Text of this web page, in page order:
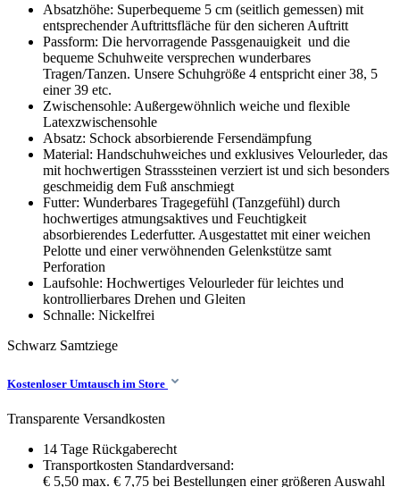
Absatzhöhe: Superbequeme 5 cm (seitlich gemessen) mit
entsprechender Auftrittsfläche für den sicheren Auftritt
Passform: Die hervorragende Passgenauigkeit und die
bequeme Schuhweite versprechen wunderbares
Tragen/Tanzen. Unsere Schuhgröße 4 entspricht einer 38, 5
einer 39 etc.
Zwischensohle: Außergewöhnlich weiche und flexible
Latexzwischensohle
Absatz: Schock absorbierende Fersendämpfung
Material: Handschuhweiches und exklusives Velourleder, das
mit hochwertigen Strasssteinen verziert ist und sich besonders
geschmeidig dem Fuß anschmiegt
Futter: Wunderbares Tragegefühl (Tanzgefühl) durch
hochwertiges atmungsaktives und Feuchtigkeit
absorbierendes Lederfutter. Ausgestattet mit einer weichen
Pelotte und einer verwöhnenden Gelenkstütze samt
Perforation
Laufsohle: Hochwertiges Velourleder für leichtes und
kontrollierbares Drehen und Gleiten
Schnalle: Nickelfrei
Schwarz Samtziege
Kostenloser Umtausch im Store
Transparente Versandkosten
14 Tage Rückgaberecht
Transportkosten Standardversand:
€ 5,50 max. € 7,75 bei Bestellungen einer größeren Auswahl